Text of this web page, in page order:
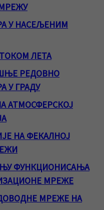
У НАСЕЉЕНИМ
ЛЕТА
РЕДОВНО
У ГРАДУ
АТМОСФЕРСКОЈ
НА ФЕКАЛНОЈ
ФУНКЦИОНИСАЊА
МРЕЖЕ
МРЕЖЕ НА